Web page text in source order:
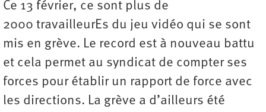
Ce 13 février, ce sont plus de
2000 travailleurEs du jeu vidéo qui se sont
mis en grève. Le record est à nouveau battu
et cela permet au syndicat de compter ses
forces pour établir un rapport de force avec
les directions. La grève a d’ailleurs été